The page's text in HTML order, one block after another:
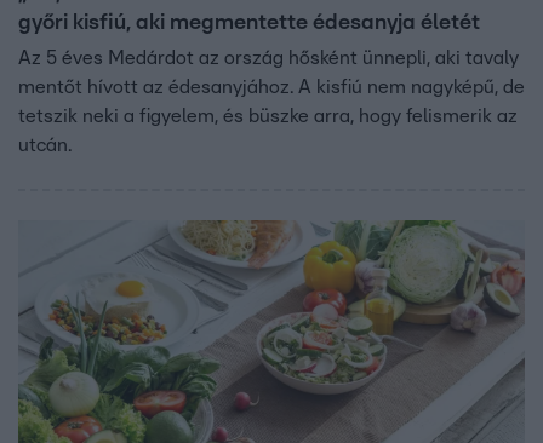
győri kisfiú, aki megmentette édesanyja életét
Az 5 éves Medárdot az ország hősként ünnepli, aki tavaly
mentőt hívott az édesanyjához. A kisfiú nem nagyképű, de
tetszik neki a figyelem, és büszke arra, hogy felismerik az
utcán.